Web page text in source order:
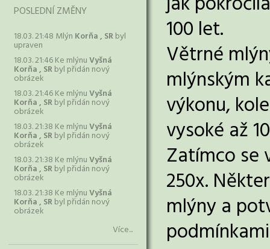
POSLEDNÍ ZMĚNY
18.03. 21:48 Mlýn Korňa , SRbyl
upraven
18.03. 21:46 Ke mlýnuVyšná
Korňa , SRbyl přidán nový
obrázek
18.03. 21:46 Ke mlýnuVyšná
Korňa , SRbyl přidán nový
obrázek
18.03. 21:38 Ke mlýnuVyšná
Korňa , SRbyl přidán nový
obrázek
18.03. 21:38 Ke mlýnuVyšná
Korňa , SRbyl přidán nový
obrázek
18.03. 21:38 Ke mlýnuVyšná
Korňa , SRbyl přidán nový
obrázek
Více...
100 let.
Větrné
mlýnským
výkonu,
vysoké až
Zatímco se
250x.
mlýny a